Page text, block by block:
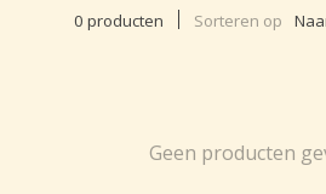
0 producten Sorteren op
Geen producten